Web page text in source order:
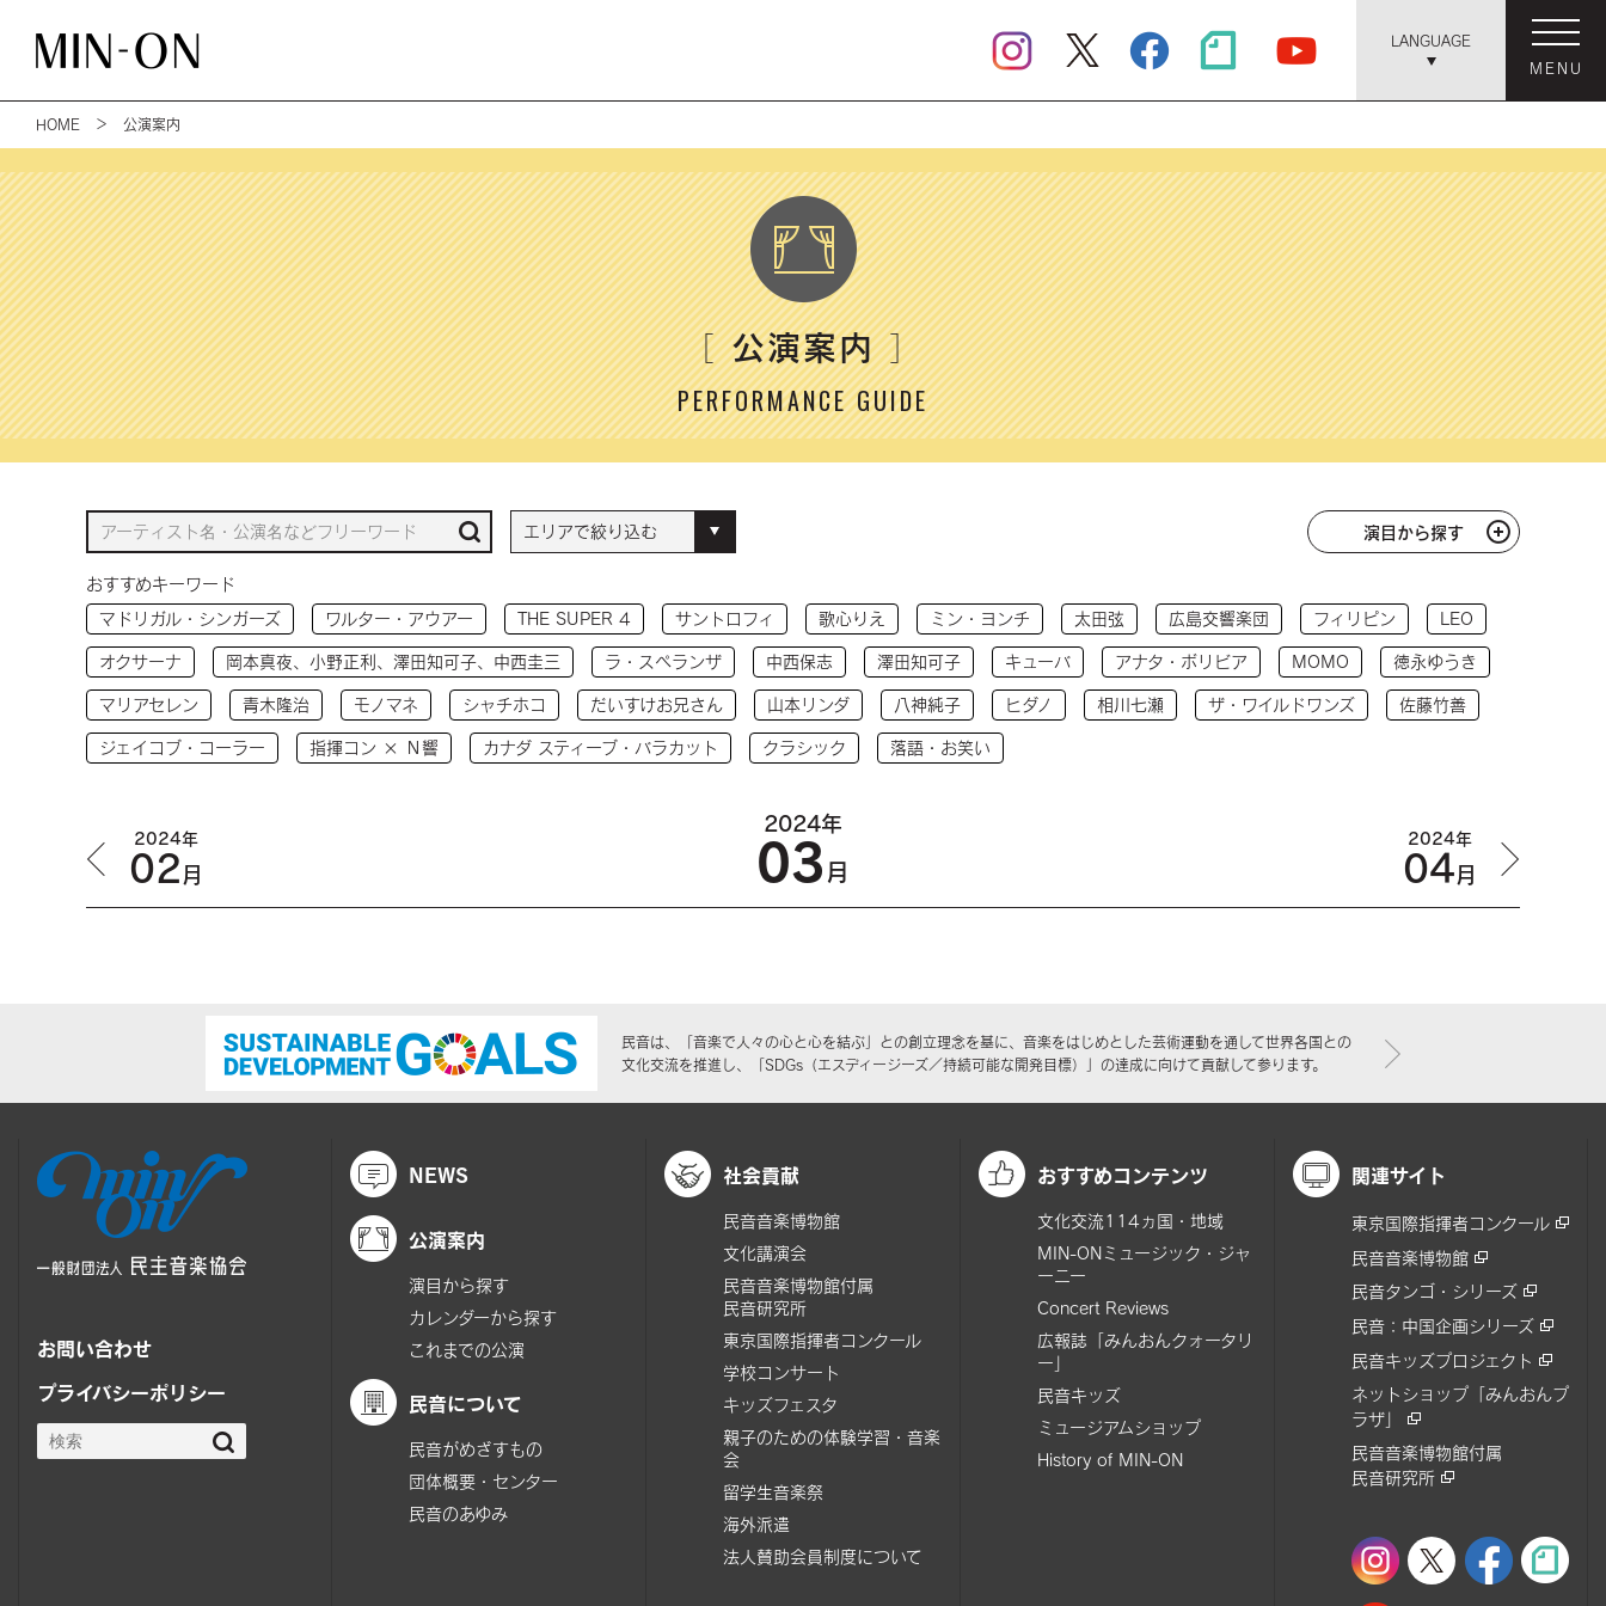
LANGUAGE
MENU
HOME ＞ 公演案内
［公演案内］
PERFORMANCE GUIDE
演目から探す
おすすめキーワード
マドリガル・シンガーズ
ワルター・アウアー THE SUPER 4 サントロフィ 歌心りえ ミン・ヨンチ 太田弦 広島交響楽団 フィリピン LEO
オクサーナ 岡本真夜、小野正利、澤田知可子、中西圭三 ラ・スペランザ 中西保志 澤田知可子 キューバ アナタ・ボリビア MOMO 徳永ゆうき
マリアセレン 青木隆治 モノマネ シャチホコ だいすけお兄さん 山本リンダ 八神純子 ヒダノ 相川七瀬 ザ・ワイルドワンズ 佐藤竹善
ジェイコブ・コーラー 指揮コン × Ｎ響 カナダ スティーブ・バラカット クラシック 落語・お笑い
2024年
02月
2024年
03 月
2024年
04月
民音は、「音楽で人々の心と心を結ぶ」との創立理念を基に、音楽をはじめとした芸術運動を通して世界各国との
文化交流を推進し、「SDGs（エスディージーズ／持続可能な開発目標）」の達成に向けて貢献して参ります。
お問い合わせ
プライバシーポリシー
NEWS
公演案内
演目から探す
カレンダーから探す
これまでの公演
民音について
民音がめざすもの
団体概要・センター
民音のあゆみ
社会貢献
民音音楽博物館
文化講演会
民音音楽博物館付属
民音研究所
東京国際指揮者コンクール
学校コンサート
キッズフェスタ
親子のための体験学習・音楽
会
留学生音楽祭
海外派遣
法人賛助会員制度について
おすすめコンテンツ
文化交流114ヵ国・地域
MIN-ONミュージック・ジャ
ーニー
Concert Reviews
広報誌「みんおんクォータリ
ー」
民音キッズ
ミュージアムショップ
History of MIN-ON
関連サイト
東京国際指揮者コンクール
民音音楽博物館
民音タンゴ・シリーズ
民音：中国企画シリーズ
民音キッズプロジェクト
ネットショップ「みんおんプ
ラザ」
民音音楽博物館付属
民音研究所